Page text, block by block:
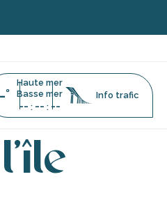
Haute mer
Basse mer
-- : -- : --
Info trafic